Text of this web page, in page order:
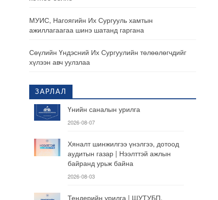
МУИС, Нагоягийн Их Сургууль хамтын
ажиллагаагаа шинэ шатанд гаргана
Сөүлийн Үндэсний Их Сургуулийн төлөөлөгчдийг
хүлээн авч уулзлаа
ЗАРЛАЛ
Үнийн саналын урилга
2026-08-07
Хяналт шинжилгээ үнэлгээ, дотоод
аудитын газар | Нээлттэй ажлын
байранд урьж байна
2026-08-03
Тендерийн урилга | ШУТУБП,